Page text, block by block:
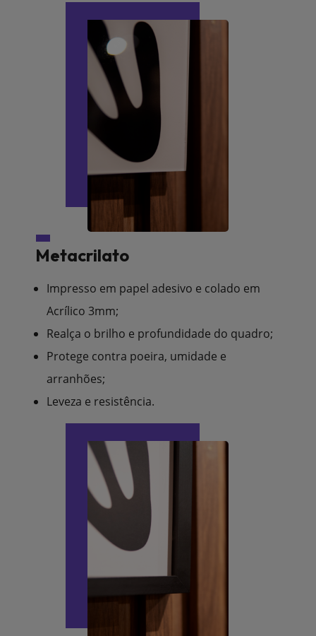
Metacrilato
Impresso em papel adesivo e colado em
Acrílico 3mm;
Realça o brilho e profundidade do quadro;
Protege contra poeira, umidade e
arranhões;
Leveza e resistência.